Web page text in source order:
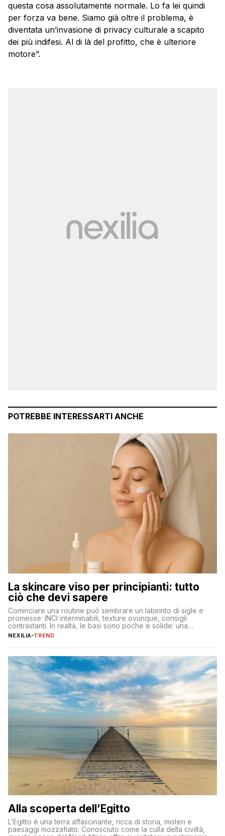
questa cosa assolutamente normale. Lo fa lei quindi
per forza va bene. Siamo già oltre il problema, è
diventata un’invasione di privacy culturale a scapito
dei più indifesi. Al di là del profitto, che è ulteriore
motore”.
POTREBBE INTERESSARTI ANCHE
La skincare viso per principianti: tutto
ciò che devi sapere
Cominciare una routine può sembrare un labirinto di sigle e
promesse: INCI interminabili, texture ovunque, consigli
contrastanti. In realtà, le basi sono poche e solide: una
detersione delicata che non impoverisce, un’idratazione
tutto il resto. […]
NEXILIA-TREND
Alla scoperta dell’Egitto
L’Egitto è una terra affascinante, ricca di storia, misteri e
paesaggi mozzafiato. Conosciuto come la culla della civiltà,